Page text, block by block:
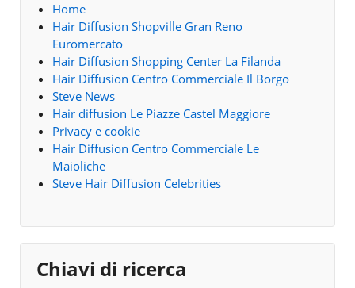
Home
Hair Diffusion Shopville Gran Reno
Euromercato
Hair Diffusion Shopping Center La Filanda
Hair Diffusion Centro Commerciale Il Borgo
Steve News
Hair diffusion Le Piazze Castel Maggiore
Privacy e cookie
Hair Diffusion Centro Commerciale Le
Maioliche
Steve Hair Diffusion Celebrities
Chiavi di ricerca